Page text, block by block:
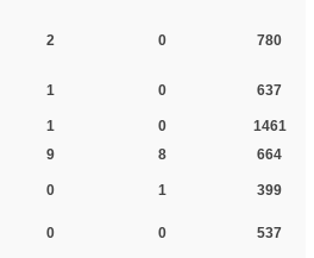
2 0 780
1 0 637
1 0
1461
9 8
664
0 1 399
0 0 537